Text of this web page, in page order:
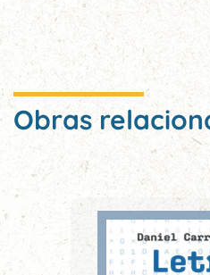
Obras